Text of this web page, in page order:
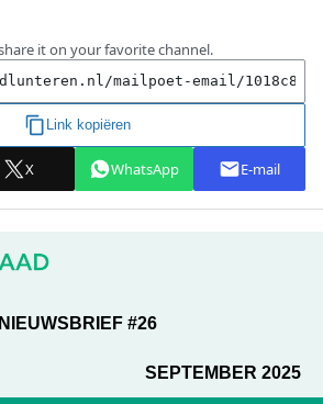
NIEUWSBRIEF #26
SEPTEMBER 2025